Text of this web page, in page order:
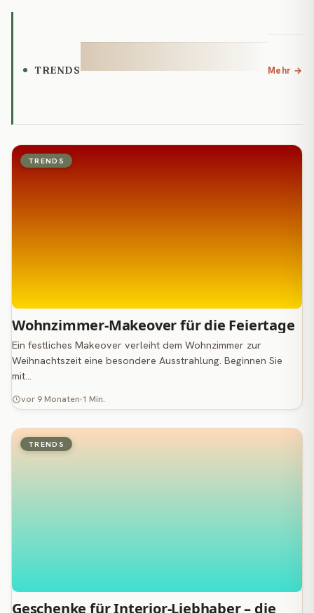
TRENDS Mehr →
TRENDS
Wohnzimmer-Makeover für die Feiertage
Ein festliches Makeover verleiht dem Wohnzimmer zur
Weihnachtszeit eine besondere Ausstrahlung. Beginnen Sie
mit…
vor 9 Monaten 1 Min.
TRENDS
Geschenke für Interior-Liebhaber – die